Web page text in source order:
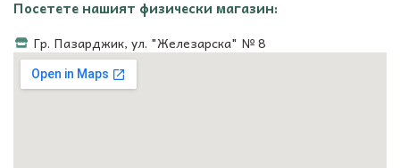
Посетете нашият физически магазин:
Гр. Пазарджик, ул. "Железарска" № 8